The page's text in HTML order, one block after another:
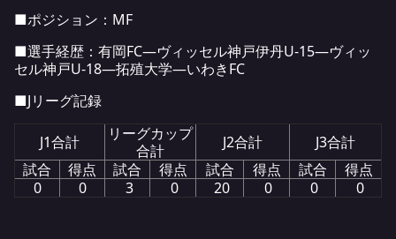
■ポジション：MF
■選手経歴：有岡FC―ヴィッセル神戸伊丹U-15―ヴィッ
セル神戸U-18―拓殖大学―いわきFC
■Jリーグ記録
J1合計
リーグカップ
合計
J2合計
J3合計
試合
得点 試合 得点 試合 得点 試合
得点
0
0 3 0 20 0 0 0